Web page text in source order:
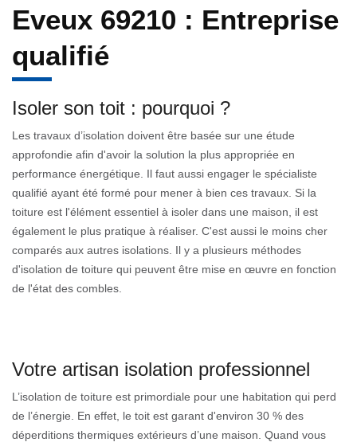
Eveux 69210 : Entreprise
qualifié
Isoler son toit : pourquoi ?
Les travaux d’isolation doivent être basée sur une étude
approfondie afin d'avoir la solution la plus appropriée en
performance énergétique. Il faut aussi engager le spécialiste
qualifié ayant été formé pour mener à bien ces travaux. Si la
toiture est l'élément essentiel à isoler dans une maison, il est
également le plus pratique à réaliser. C'est aussi le moins cher
comparés aux autres isolations. Il y a plusieurs méthodes
d'isolation de toiture qui peuvent être mise en œuvre en fonction
de l'état des combles.
Votre artisan isolation professionnel
L’isolation de toiture est primordiale pour une habitation qui perd
de l’énergie. En effet, le toit est garant d'environ 30 % des
déperditions thermiques extérieurs d’une maison. Quand vous